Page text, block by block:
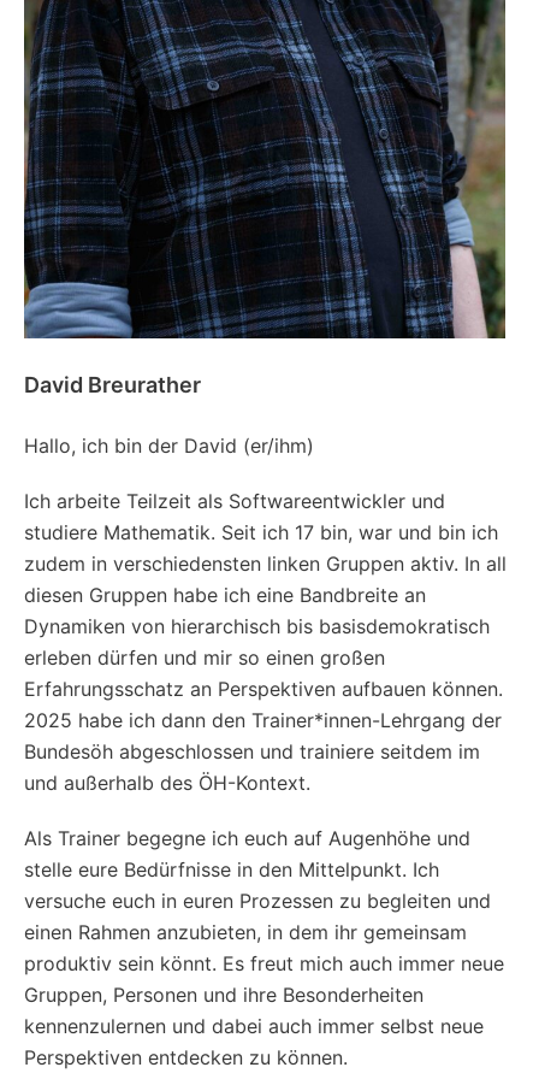
David Breurather
Hallo, ich bin der David (er/ihm)
Ich arbeite Teilzeit als Softwareentwickler und
studiere Mathematik. Seit ich 17 bin, war und bin ich
zudem in verschiedensten linken Gruppen aktiv. In all
diesen Gruppen habe ich eine Bandbreite an
Dynamiken von hierarchisch bis basisdemokratisch
erleben dürfen und mir so einen großen
Erfahrungsschatz an Perspektiven aufbauen können.
2025 habe ich dann den Trainer*innen-Lehrgang der
Bundesöh abgeschlossen und trainiere seitdem im
und außerhalb des ÖH-Kontext.
Als Trainer begegne ich euch auf Augenhöhe und
stelle eure Bedürfnisse in den Mittelpunkt. Ich
versuche euch in euren Prozessen zu begleiten und
einen Rahmen anzubieten, in dem ihr gemeinsam
produktiv sein könnt. Es freut mich auch immer neue
Gruppen, Personen und ihre Besonderheiten
kennenzulernen und dabei auch immer selbst neue
Perspektiven entdecken zu können.